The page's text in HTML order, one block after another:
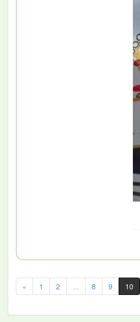
« 1 2 ... 8 9 10